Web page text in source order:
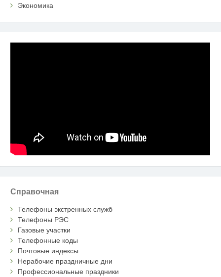
Экономика
Справочная
Телефоны экстренных служб
Телефоны РЭС
Газовые участки
Телефонные коды
Почтовые индексы
Нерабочие праздничные дни
Профессиональные праздники